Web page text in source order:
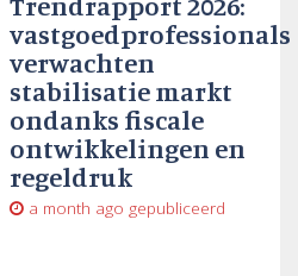
vastgoedprofessionals
verwachten
stabilisatie markt
ondanks fiscale
ontwikkelingen en
regeldruk
a month ago gepubliceerd